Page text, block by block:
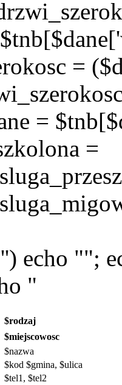
=
=
=
echo "";
"
$rodzaj
$miejscowosc
$nazwa
$kod $gmina, $ulica
$tel1, $tel2